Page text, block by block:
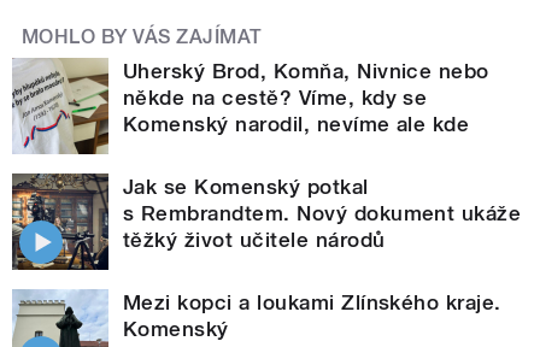
MOHLO BY VÁS ZAJÍMAT
Uherský Brod, Komňa, Nivnice nebo
někde na cestě? Víme, kdy se
Komenský narodil, nevíme ale kde
Jak se Komenský potkal
s Rembrandtem. Nový dokument ukáže
těžký život učitele národů
Mezi kopci a loukami Zlínského kraje.
Komenský